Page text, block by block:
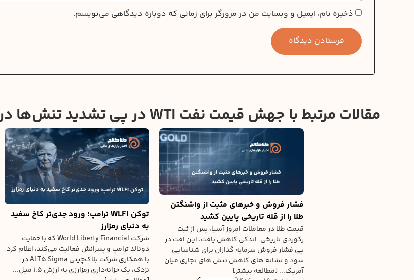
ذخیره نام، ایمیل و وبسایت من در مرورگر برای زمانی که دوباره دیدگاهی می‌نویسم.
مقالات مرتبط با جهش قیمت نفت WTI در پی تشدید تنش‌ها در خاورمیانه
فشار فروش و خبرهای مثبت از واشنگتن
طلا را از قله تاریخی پایین کشید
قیمت طلا در معاملات امروز آسیا، پس از ثبت
رکوردی تاریخی، اندکی کاهش یافت. این افت در
پی فشار فروش سرمایه گذاران برای شناسایی
سود و نشانه های کاهش تنش های تجاری میان
آمریک... [مطالعه بیشتر]
توکن WLFI ترامپ؛ ورود جدی‌تر کاخ سفید
به دنیای رمزارز
شرکت World Liberty Financial که با حمایت
دونالد ترامپ و پسرانش فعالیت می‌کند، اعلام کرد
با همکاری شرکت بلاک‌چینی ALT5 Sigma در
نزدک، یک خزانه‌داری رمزارزی به ارزش ۱.۵ میل...